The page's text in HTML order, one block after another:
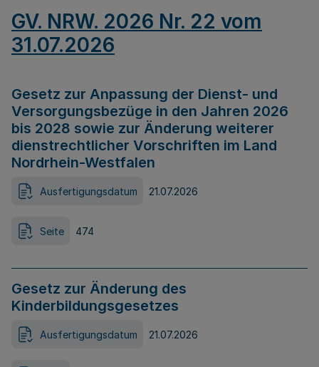
GV. NRW. 2026 Nr. 22 vom
31.07.2026
Gesetz zur Anpassung der Dienst- und
Versorgungsbezüge in den Jahren 2026
bis 2028 sowie zur Änderung weiterer
dienstrechtlicher Vorschriften im Land
Nordrhein-Westfalen
Ausfertigungsdatum 21.07.2026
Seite 474
Gesetz zur Änderung des
Kinderbildungsgesetzes
Ausfertigungsdatum 21.07.2026